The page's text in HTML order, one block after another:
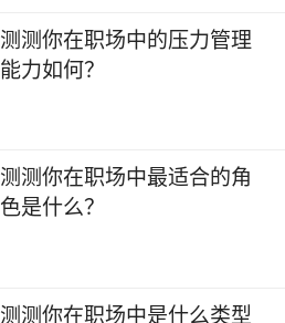
测测你在职场中的压力管理
能力如何？
测测你在职场中最适合的角
色是什么？
测测你在职场中是什么类型